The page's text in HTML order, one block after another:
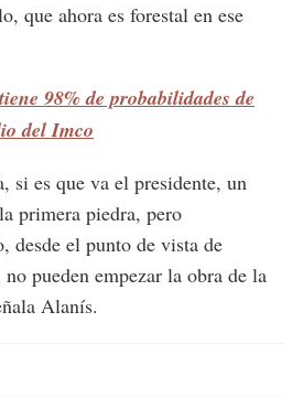
que ahora es forestal en ese
98% de probabilidades de
del Imco
si es que va el presidente, un
primera piedra, pero
desde el punto de vista de
pueden empezar la obra de la
Alanís.